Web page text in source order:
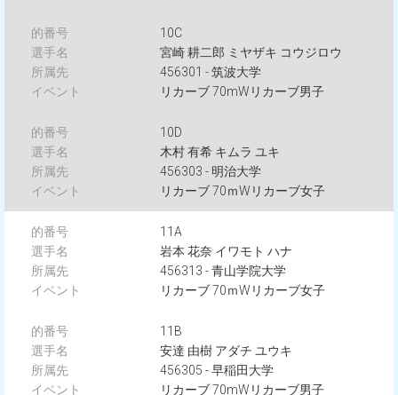
10C
宮崎 耕二郎 ミヤザキ コウジロウ
456301 - 筑波大学
リカーブ 70mWリカーブ男子
10D
木村 有希 キムラ ユキ
456303 - 明治大学
リカーブ 70ｍWリカーブ女子
11A
岩本 花奈 イワモト ハナ
456313 - 青山学院大学
リカーブ 70ｍWリカーブ女子
11B
安達 由樹 アダチ ユウキ
456305 - 早稲田大学
リカーブ 70mWリカーブ男子